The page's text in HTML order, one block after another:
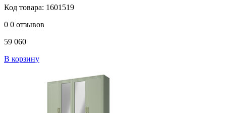
Код товара: 1601519
0 0 отзывов
59 060
В корзину